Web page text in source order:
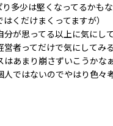
多少は堅くなってるかも
くだけまくってますが）
分が思ってる以上に気にし
者ってだけで気にしてみ
あまり崩さずいこうかなぁ
人ではないのでやはり色々